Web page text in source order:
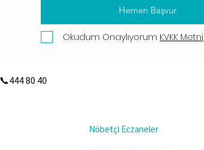
Hemen Başvur
Okudum Onaylıyorum KVKK Metni
📞444 80 40
Nöbetçi Eczaneler